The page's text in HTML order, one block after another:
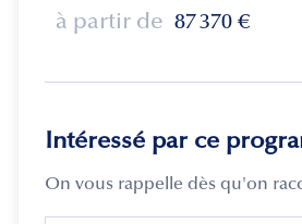
à partir de 87 370 €
Intéressé par ce
On vous rappelle dès qu'on